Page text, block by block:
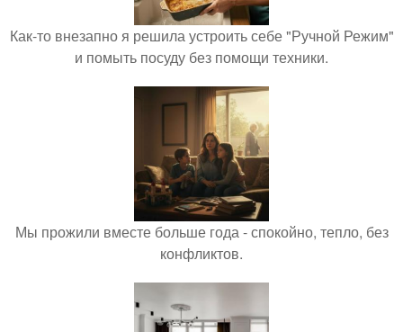
Как-то внезапно я решила устроить себе "Ручной Режим"
и помыть посуду без помощи техники.
Мы прожили вместе больше года - спокойно, тепло, без
конфликтов.